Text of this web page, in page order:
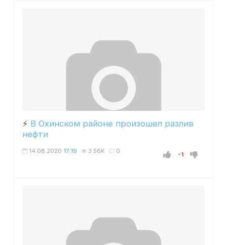
⚡️ В Охинском районе произошел разлив
нефти
-1
14.08.2020 17:19 3.56K 0